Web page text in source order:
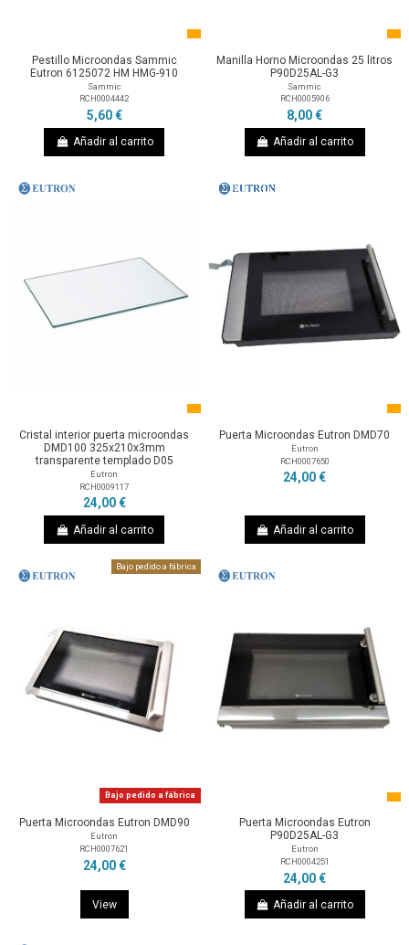
Pestillo Microondas Sammic
Eutron 6125072 HM HMG-910
Sammic
RCH0004442
5,60 €
Añadir al carrito
Manilla Horno Microondas 25 litros
P90D25AL-G3
Sammic
RCH0005906
8,00 €
Añadir al carrito
Cristal interior puerta microondas
DMD100 325x210x3mm
transparente templado D05
Eutron
RCH0009117
24,00 €
Añadir al carrito
Puerta Microondas Eutron DMD70
Eutron
RCH0007650
24,00 €
Añadir al carrito
Bajo pedido a fábrica
Bajo pedido a fábrica
Puerta Microondas Eutron DMD90
Eutron
RCH0007621
24,00 €
View
Puerta Microondas Eutron
P90D25AL-G3
Eutron
RCH0004251
24,00 €
Añadir al carrito